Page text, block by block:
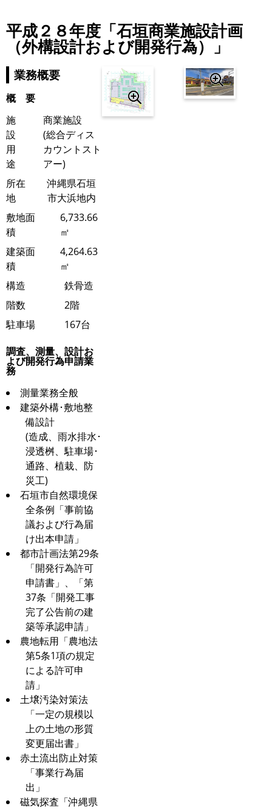
平成２８年度「石垣商業施設計画
（外構設計および開発行為）」
業務概要
概 要
施
設
用
途
商業施設
(総合ディス
カウントスト
アー)
所在
地
沖縄県石垣
市大浜地内
敷地面
積
6,733.66
㎡
建築面
積
4,264.63
㎡
構造
鉄骨造
階数
2階
駐車場
167台
調査、測量、設計お
よび開発行為申請業
務
測量業務全般
建築外構･敷地整
備設計
(造成、雨水排水･
浸透桝、駐車場･
通路、植栽、防
災工)
石垣市自然環境保
全条例「事前協
議および行為届
け出本申請」
都市計画法第29条
「開発行為許可
申請書」、「第
37条「開発工事
完了公告前の建
築等承認申請」
農地転用「農地法
第5条1項の規定
による許可申
請」
土壌汚染対策法
「一定の規模以
上の土地の形質
変更届出書」
赤土流出防止対策
「事業行為届
出」
磁気探査「沖縄県